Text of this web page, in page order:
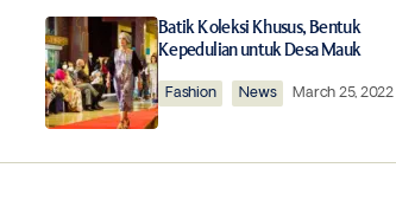
fields are marked
Batik Koleksi Khusus, Bentuk
Kepedulian untuk Desa Mauk
Fashion News March 25, 2022